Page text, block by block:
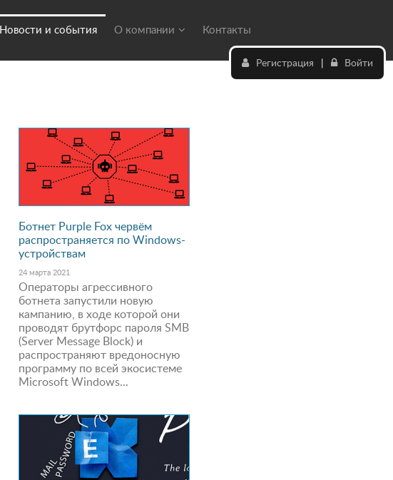
Новости и события О компании Контакты
Войти
Регистрация
Ботнет Purple Fox червём
распространяется по Windows-
устройствам
24 марта 2021
Операторы агрессивного
ботнета запустили новую
кампанию, в ходе которой они
проводят брутфорс пароля SMB
(Server Message Block) и
распространяют вредоносную
программу по всей экосистеме
Microsoft Windows...